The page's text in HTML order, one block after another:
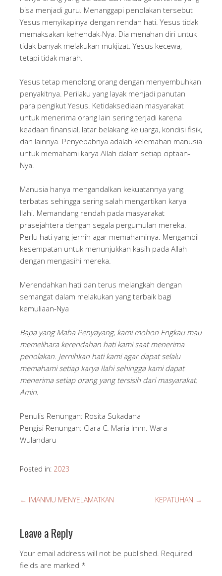
bisa menjadi guru. Menanggapi penolakan tersebut
Yesus menyikapinya dengan rendah hati. Yesus tidak
memaksakan kehendak-Nya. Dia menahan diri untuk
tidak banyak melakukan mukjizat. Yesus kecewa,
tetapi tidak marah.
Yesus tetap menolong orang dengan menyembuhkan
penyakitnya. Perilaku yang layak menjadi panutan
para pengikut Yesus. Ketidaksediaan masyarakat
untuk menerima orang lain sering terjadi karena
keadaan finansial, latar belakang keluarga, kondisi fisik,
dan lainnya. Penyebabnya adalah kelemahan manusia
untuk memahami karya Allah dalam setiap ciptaan-
Nya.
Manusia hanya mengandalkan kekuatannya yang
terbatas sehingga sering salah mengartikan karya
Ilahi. Memandang rendah pada masyarakat
prasejahtera dengan segala pergumulan mereka.
Perlu hati yang jernih agar memahaminya. Mengambil
kesempatan untuk menunjukkan kasih pada Allah
dengan mengasihi mereka.
Merendahkan hati dan terus melangkah dengan
semangat dalam melakukan yang terbaik bagi
kemuliaan-Nya
Bapa yang Maha Penyayang, kami mohon Engkau mau
memelihara kerendahan hati kami saat menerima
penolakan. Jernihkan hati kami agar dapat selalu
memahami setiap karya Ilahi sehingga kami dapat
menerima setiap orang yang tersisih dari masyarakat.
Amin.
Penulis Renungan: Rosita Sukadana
Pengisi Renungan: Clara C. Maria Imm. Wara
Wulandaru
Posted in: 2023
← IMANMU MENYELAMATKAN KEPATUHAN →
Leave a Reply
Your email address will not be published. Required
fields are marked *